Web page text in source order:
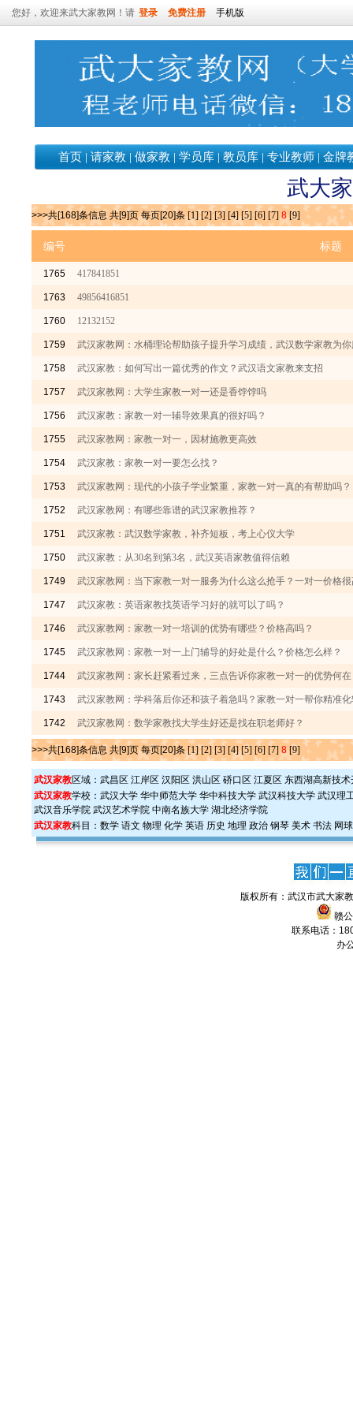
您好，欢迎来武大家教网！请 登录 免费注册 手机版
首页 | 请家教 | 做家教 | 学员库 | 教员库 | 专业教师 | 金牌
武大
>>>共[168]条信息 共[9]页 每页[20]条[1] [2] [3] [4] [5] [6] [7] 8 [9]
编号 标题
1765 417841851
1763 49856416851
1760 12132152
1759 武汉家教网：水桶理论帮助孩子提升学习成绩，武汉数学家教为
1758 武汉家教：如何写出一篇优秀的作文？武汉语文家教来支招
1757 武汉家教网：大学生家教一对一还是香饽饽吗
1756 武汉家教：家教一对一辅导效果真的很好吗？
1755 武汉家教网：家教一对一，因材施教更高效
1754 武汉家教：家教一对一要怎么找？
1753 武汉家教网：现代的小孩子学业繁重，家教一对一真的有帮助吗？
1752 武汉家教网：有哪些靠谱的武汉家教推荐？
1751 武汉家教：武汉数学家教，补齐短板，考上心仪大学
1750 武汉家教：从30名到第3名，武汉英语家教值得信赖
1749 武汉家教网：当下家教一对一服务为什么这么抢手？一对一价格
1747 武汉家教：英语家教找英语学习好的就可以了吗？
1746 武汉家教网：家教一对一培训的优势有哪些？价格高吗？
1745 武汉家教网：家教一对一上门辅导的好处是什么？价格怎么样？
1744 武汉家教网：家长赶紧看过来，三点告诉你家教一对一的优势何
1743 武汉家教网：学科落后你还和孩子着急吗？家教一对一帮你精准
1742 武汉家教网：数学家教找大学生好还是找在职老师好？
>>>共[168]条信息 共[9]页 每页[20]条[1] [2] [3] [4] [5] [6] [7] 8 [9]
武汉家教区域： 武昌区 江岸区 汉阳区 洪山区 硚口区 江夏区 东西湖高新技术
武汉家教学校： 武汉大学 华中师范大学 华中科技大学 武汉科技大学 武汉理
武汉音乐学院 武汉艺术学院 中南名族大学 湖北经济学院
武汉家教科目： 数学 语文 物理 化学 英语 历史 地理 政治 钢琴 美术 书法 网球
版权所有：武汉市武大家
赣
联系电话：
办